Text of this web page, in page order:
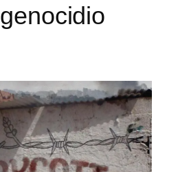
genocidio